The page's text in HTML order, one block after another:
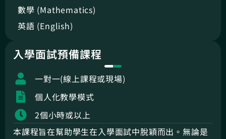
數學 (Mathematics)
英語 (English)
入學面試預備課程
一對一(線上課程或現場)
個人化教學模式
2個小時或以上
本課程旨在幫助學生在入學面試中脫穎而出。無論是